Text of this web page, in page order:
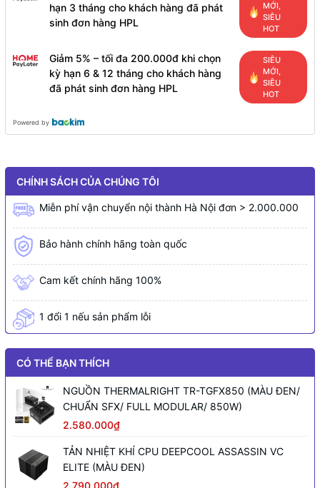
hạn 3 tháng cho khách hàng đã phát
sinh đơn hàng HPL
MỚI,
SIÊU
HOT
Giảm 5% – tối đa 200.000đ khi chọn
kỳ hạn 6 & 12 tháng cho khách hàng
đã phát sinh đơn hàng HPL
SIÊU
MỚI,
SIÊU
HOT
Powered by
CHÍNH SÁCH CỦA CHÚNG TÔI
Miễn phí vận chuyển nội thành Hà Nội đơn > 2.000.000
Bảo hành chính hãng toàn quốc
Cam kết chính hãng 100%
1 đổi 1 nếu sản phẩm lỗi
CÓ THỂ BẠN THÍCH
NGUỒN THERMALRIGHT TR-TGFX850 (MÀU ĐEN/
CHUẨN SFX/ FULL MODULAR/ 850W)
2.580.000₫
TẢN NHIỆT KHÍ CPU DEEPCOOL ASSASSIN VC
ELITE (MÀU ĐEN)
2.790.000₫